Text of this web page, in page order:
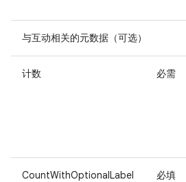
与互动相关的元数据（可选）
计数 必需
CountWithOptionalLabel 必填